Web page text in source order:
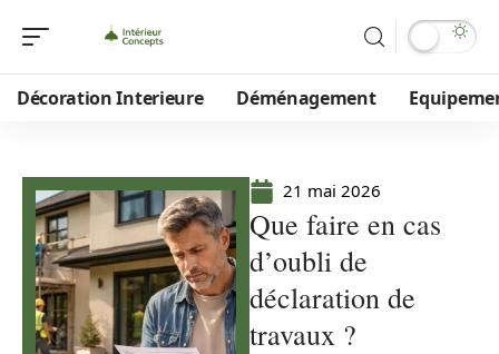
Décoration Interieure Déménagement
21 mai 2026
Que faire en cas
d’oubli de
déclaration de
travaux ?